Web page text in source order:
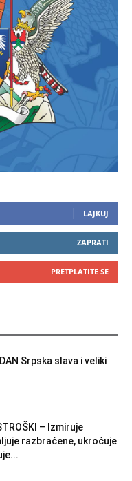
LAJKUJ
ZAPRATI
PRETPLATITE SE
Srpska slava i veliki
– Izmiruje
razbraćene, ukroćuje